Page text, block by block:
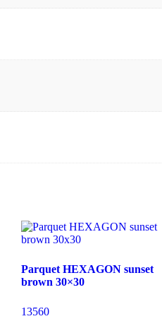
Parquet HEXAGON sunset
brown 30×30
13560